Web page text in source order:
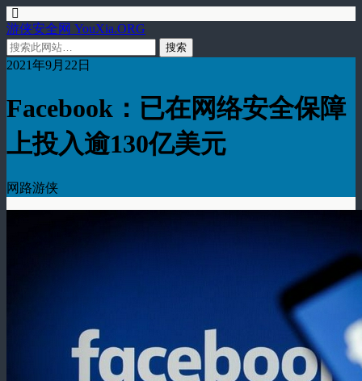
游侠安全网 YouXia.ORG
2021年9月22日
Facebook：已在网络安全保障
上投入逾130亿美元
网路游侠